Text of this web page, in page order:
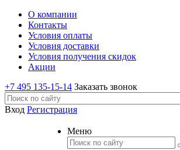
О компании
Контакты
Условия оплаты
Условия доставки
Условия получения скидок
Акции
+7 495 135-15-14 Заказать звонок
Вход Регистрация
Меню